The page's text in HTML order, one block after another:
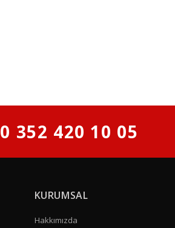
0 352 420 10 05
KURUMSAL
Hakkımızda